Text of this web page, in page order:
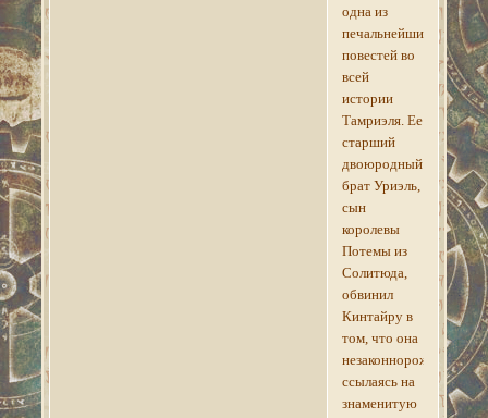
одна из
печальнейших
повестей во
всей
истории
Тамриэля. Ее
старший
двоюродный
брат Уриэль,
сын
королевы
Потемы из
Солитюда,
обвинил
Кинтайру в
том, что она
незаконнорожденная,
ссылаясь на
знаменитую